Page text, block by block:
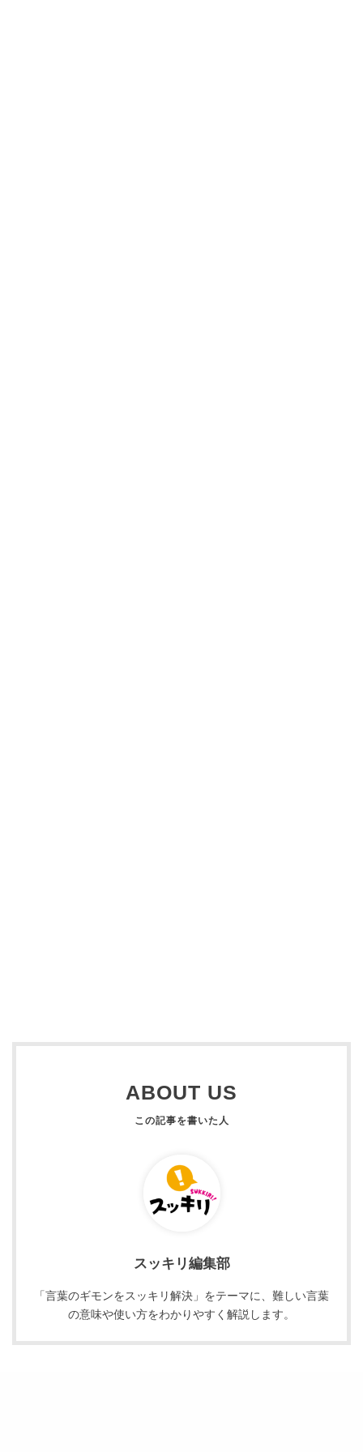
ABOUT US
スッキリ編集部
「言葉のギモンをスッキリ解決」をテーマに、難しい言葉
の意味や使い方をわかりやすく解説します。